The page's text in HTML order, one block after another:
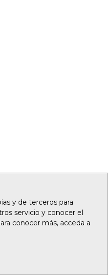
y de terceros para
servicio y conocer el
conocer más, acceda a